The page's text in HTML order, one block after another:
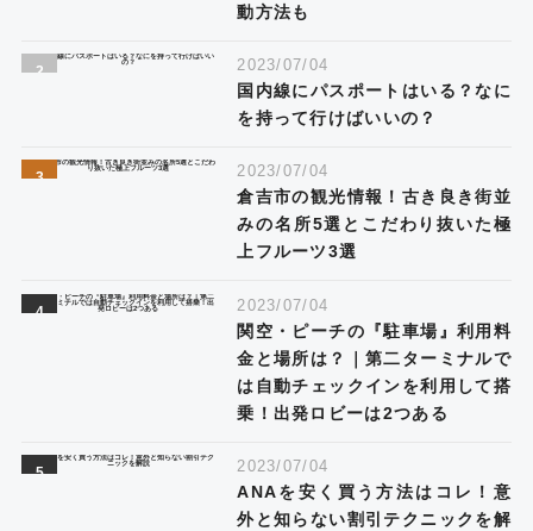
動方法も
2023/07/04
国内線にパスポートはいる？なに
を持って行けばいいの？
2023/07/04
倉吉市の観光情報！古き良き街並
みの名所5選とこだわり抜いた極
上フルーツ3選
2023/07/04
関空・ピーチの『駐車場』利用料
金と場所は？｜第二ターミナルで
は自動チェックインを利用して搭
乗！出発ロビーは2つある
2023/07/04
ANAを安く買う方法はコレ！意
外と知らない割引テクニックを解